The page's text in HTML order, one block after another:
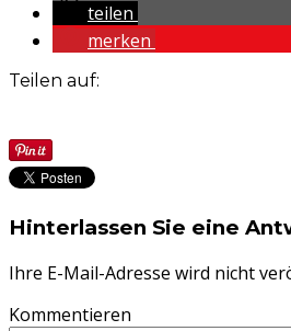
teilen
merken
Teilen auf:
Hinterlassen Sie eine
Ihre E-Mail-Adresse wird nicht
Kommentieren